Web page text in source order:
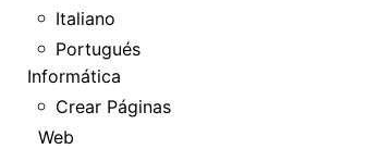
Italiano
Portugués
Informática
Crear Páginas
Web